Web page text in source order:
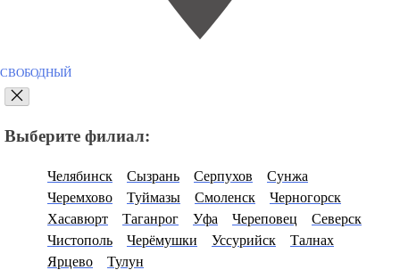
СВОБОДНЫЙ
Выберите филиал:
Челябинск Сызрань Серпухов
Сунжа
Черемхово
Туймазы Смоленск
Черногорск
Хасавюрт
Таганрог Уфа Череповец
Северск
Чистополь
Черёмушки Уссурийск
Талнах
Ярцево
Тулун